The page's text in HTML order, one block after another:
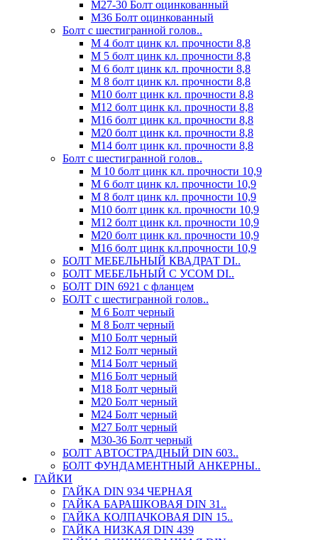
М27-30 Болт оцинкованный
М36 Болт оцинкованный
Болт с шестигранной голов..
М 4 болт цинк кл. прочности 8,8
М 5 болт цинк кл. прочности 8,8
М 6 болт цинк кл. прочности 8,8
М 8 болт цинк кл. прочности 8,8
М10 болт цинк кл. прочности 8,8
М12 болт цинк кл. прочности 8,8
М16 болт цинк кл. прочности 8,8
М20 болт цинк кл. прочности 8,8
М14 болт цинк кл. прочности 8,8
Болт с шестигранной голов..
М 10 болт цинк кл. прочности 10,9
М 6 болт цинк кл. прочности 10,9
М 8 болт цинк кл. прочности 10,9
М10 болт цинк кл. прочности 10,9
М12 болт цинк кл. прочности 10,9
М20 болт цинк кл. прочности 10,9
М16 болт цинк кл.прочности 10,9
БОЛТ МЕБЕЛЬНЫЙ КВАДРАТ DI..
БОЛТ МЕБЕЛЬНЫЙ С УСОМ DI..
БОЛТ DIN 6921 c фланцем
БОЛТ с шестигранной голов..
М 6 Болт черный
М 8 Болт черный
М10 Болт черный
М12 Болт черный
М14 Болт черный
М16 Болт черный
М18 Болт черный
М20 Болт черный
М24 Болт черный
М27 Болт черный
М30-36 Болт черный
БОЛТ АВТОСТРАДНЫЙ DIN 603..
БОЛТ ФУНДАМЕНТНЫЙ АНКЕРНЫ..
ГАЙКИ
ГАЙКА DIN 934 ЧЕРНАЯ
ГАЙКА БАРАШКОВАЯ DIN 31..
ГАЙКА КОЛПАЧКОВАЯ DIN 15..
ГАЙКА НИЗКАЯ DIN 439